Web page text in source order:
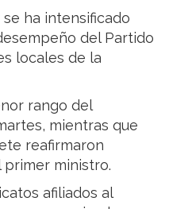
ha intensificado
del Partido
locales de la
rango del
mientras que
reafirmaron
ministro.
afiliados al